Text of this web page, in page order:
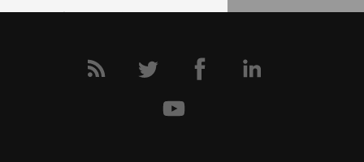
ファンネル チャート
スパークライン